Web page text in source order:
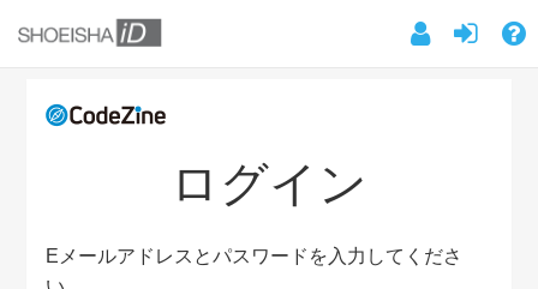
ログイン
Eメールアドレスとパスワードを入力してくださ